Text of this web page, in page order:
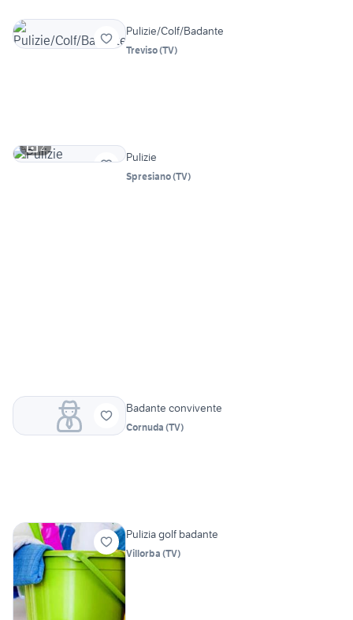
Pulizie/Colf/Badante
Treviso(TV)
2
Pulizie
Spresiano(TV)
Badante convivente
Cornuda (TV)
Pulizia golf badante
Villorba (TV)